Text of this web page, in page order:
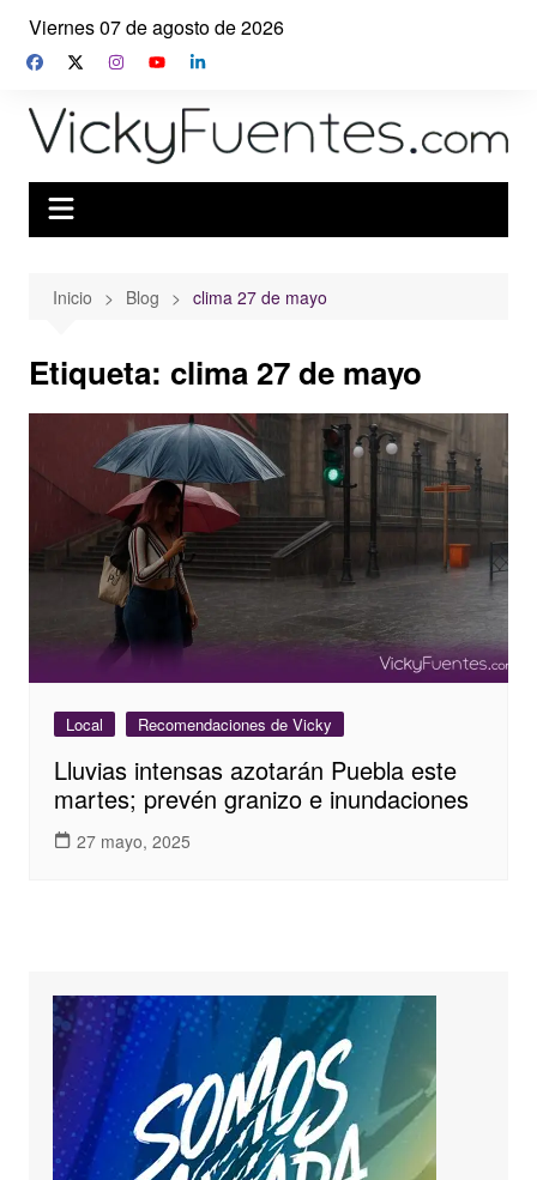
Saltar
contenido
Viernes 07 de agosto de 2026
Inicio Blog clima 27 de mayo
Etiqueta: clima 27 de mayo
Local Recomendaciones de Vicky
Lluvias intensas azotarán Puebla este
martes; prevén granizo e inundaciones
27 mayo, 2025